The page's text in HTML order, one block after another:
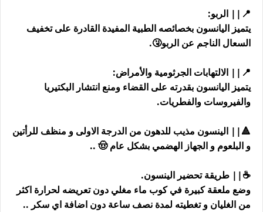
📍|| الربو:
يتميز اليانسون بخصائصه الطبية المفيدة القادرة على تخفيف
السعال الناجم عن الربو🤧.
📍|| الالتهابات الجرثومية والأمراض:
يتميز اليانسون بقدرته على القضاء ومنع انتشار البكتيريا
والفيروسات والفطريات.
🔺|| الينسون مذيب للدهون من الدرجة الاولى و منظف للرأتين
و البلعوم و الجهاز الهضمي بشكل عام 🤠 ..
☕️|| طريقة تحضير الينسون.
وضع ملعقة كبيرة في كوب ماء مغلي دون تعريضه لحرارة اكثر
من الغليان و تغطيته لمدة نصف ساعة دون اضافة اي سكر ..